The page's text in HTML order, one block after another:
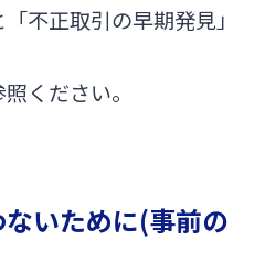
不正取引の早期発見」
ください。
いために(事前の